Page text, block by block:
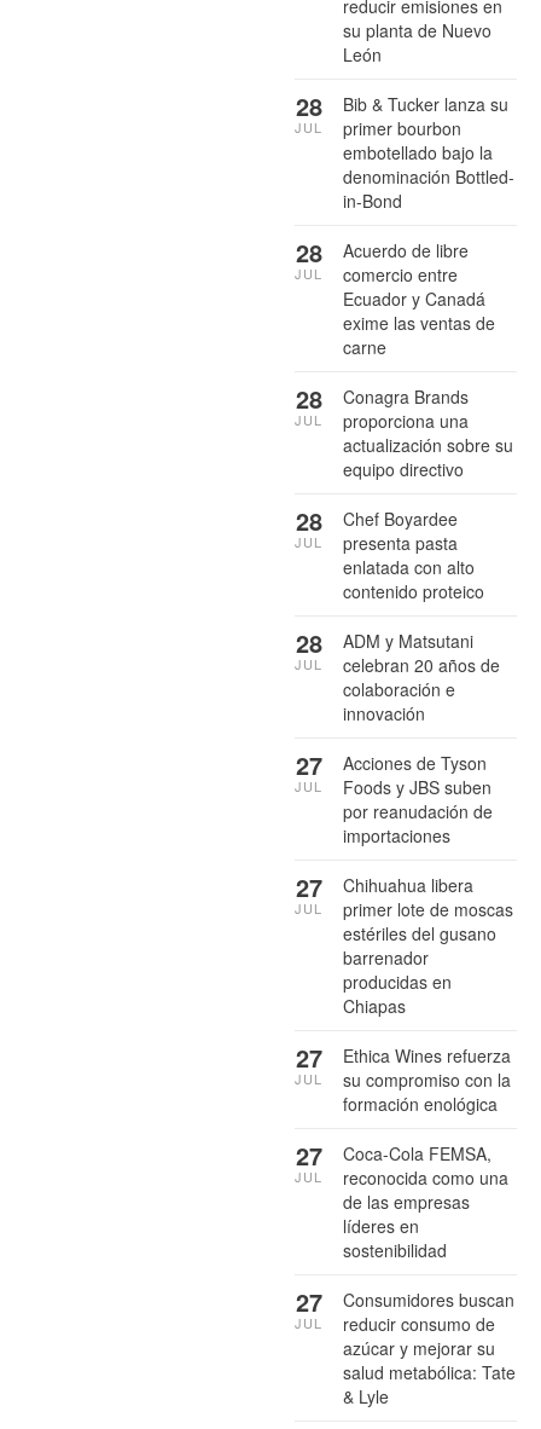
reducir emisiones en
su planta de Nuevo
León
Bib & Tucker lanza su
primer bourbon
embotellado bajo la
denominación Bottled-
in-Bond
28
JUL
Acuerdo de libre
comercio entre
Ecuador y Canadá
exime las ventas de
carne
28
JUL
Conagra Brands
proporciona una
actualización sobre su
equipo directivo
28
JUL
Chef Boyardee
presenta pasta
enlatada con alto
contenido proteico
28
JUL
ADM y Matsutani
celebran 20 años de
colaboración e
innovación
28
JUL
Acciones de Tyson
Foods y JBS suben
por reanudación de
importaciones
27
JUL
Chihuahua libera
primer lote de moscas
estériles del gusano
barrenador
producidas en
Chiapas
27
JUL
Ethica Wines refuerza
su compromiso con la
formación enológica
27
JUL
Coca-Cola FEMSA,
reconocida como una
de las empresas
líderes en
sostenibilidad
27
JUL
Consumidores buscan
reducir consumo de
azúcar y mejorar su
salud metabólica: Tate
& Lyle
27
JUL